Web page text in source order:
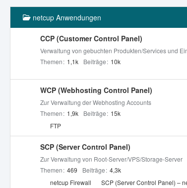
e
r
f
o
r
e
netcup Anwendungen
CCP (Customer Control Panel)
Verwaltung von gebuchten Produkten/Services und
Themen
1,1k Beiträge 10k
WCP (Webhosting Control Panel)
Zur Verwaltung der Webhosting Accounts
Themen
1,9k Beiträge 15k
n
t
e
r
FTP
SCP (Server Control Panel)
Zur Verwaltung von Root-Server/VPS/Storage-Server
Themen 469 Beiträge 4,3k
netcup Firewall
SCP (Server Control Panel) –